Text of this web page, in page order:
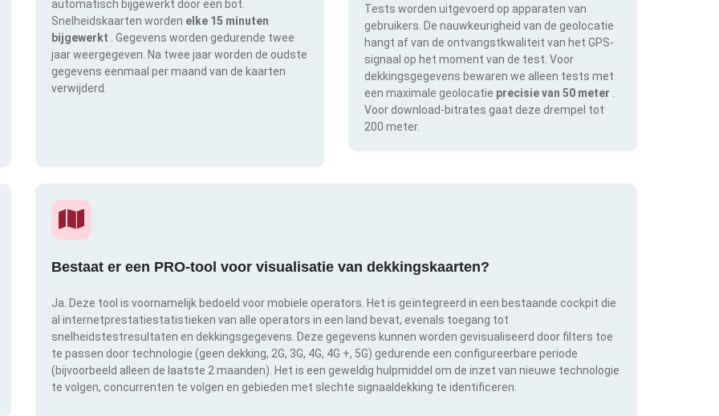
automatisch bijgewerkt door een bot.
Snelheidskaarten worden elke 15 minuten
bijgewerkt
. Gegevens worden gedurende twee
jaar weergegeven. Na twee jaar worden de oudste
gegevens eenmaal per maand van de kaarten
verwijderd.
Tests worden uitgevoerd op apparaten van
gebruikers. De nauwkeurigheid van de geolocatie
hangt af van de ontvangstkwaliteit van het GPS-
signaal op het moment van de test. Voor
dekkingsgegevens bewaren we alleen tests met
een maximale geolocatie precisie van 50 meter
Voor download-bitrates gaat deze drempel tot
200 meter.
Bestaat er een PRO-tool voor visualisatie van dekkingskaarten?
Ja. Deze tool is voornamelijk bedoeld voor mobiele operators. Het is geïntegreerd in een bestaande cockpit die
al internetprestatiestatistieken van alle operators in een land bevat, evenals toegang tot
snelheidstestresultaten en dekkingsgegevens. Deze gegevens kunnen worden gevisualiseerd door filters toe
te passen door technologie (geen dekking, 2G, 3G, 4G, 4G +, 5G) gedurende een configureerbare periode
(bijvoorbeeld alleen de laatste 2 maanden). Het is een geweldig hulpmiddel om de inzet van nieuwe technologie
te volgen, concurrenten te volgen en gebieden met slechte signaaldekking te identificeren.